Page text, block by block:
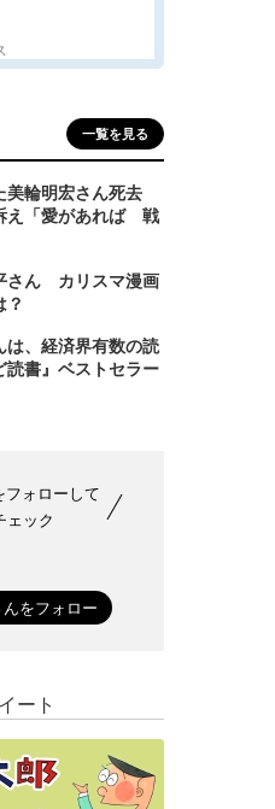
一覧を見る
美輪明宏さん死去
え「愛があれば 戦
さん カリスマ漫画
？
は、経済界有数の読
書』ベストセラー
フォローして
ェック
ート